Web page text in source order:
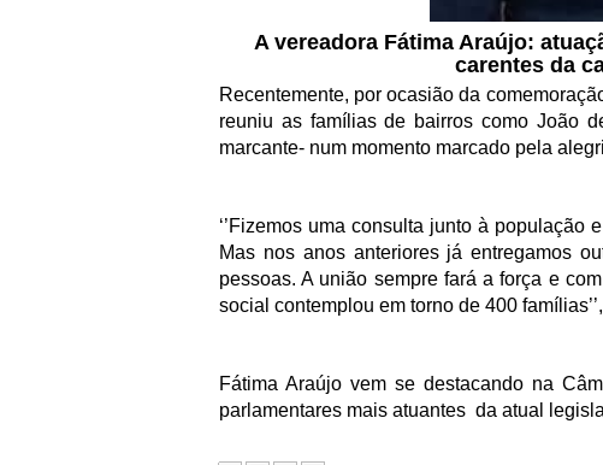
A vereadora Fátima Araújo:
carentes da
Recentemente, por ocasião da
reuniu as famílias de bairros como João
marcante- num momento marcado pela
‘’Fizemos uma consulta junto à
Mas nos anos anteriores já entregamos
pessoas. A união sempre fará a força e
social contemplou em torno de 400
Fátima Araújo vem se destacando na
parlamentares mais atuantes da atual